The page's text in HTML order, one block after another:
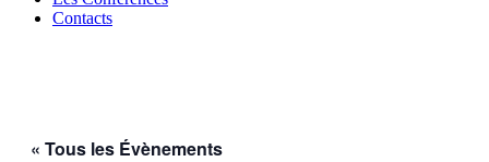
Contacts
« Tous les Évènements